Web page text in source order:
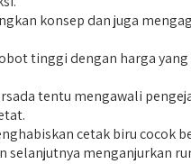
konsep dan juga
tinggi dengan harga
tentu mengawali
cetak biru
menganjurkan